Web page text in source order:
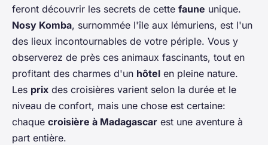
feront découvrir les secrets de cette faune unique.
Nosy Komba, surnommée l'île aux lémuriens, est l'un
des lieux incontournables de votre périple. Vous y
observerez de près ces animaux fascinants, tout en
profitant des charmes d'un hôtel en pleine nature.
Les prix des croisières varient selon la durée et le
niveau de confort, mais une chose est certaine:
chaque croisière à Madagascar est une aventure à
part entière.